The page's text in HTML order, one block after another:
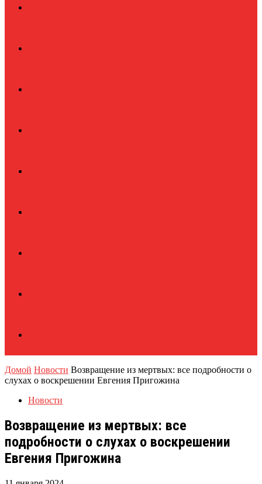
Домой Новости Возвращение из мертвых: все подробности о
слухах о воскрешении Евгения Пригожина
Новости
Возвращение из мертвых: все
подробности о слухах о воскрешении
Евгения Пригожина